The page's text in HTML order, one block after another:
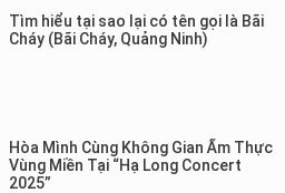
Tìm hiểu tại sao lại có tên gọi là Bãi
Cháy (Bãi Cháy, Quảng Ninh)
Hòa Mình Cùng Không Gian Ẩm Thực
Vùng Miền Tại “Hạ Long Concert
2025”